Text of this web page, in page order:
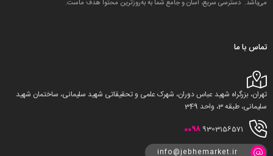
می‌باشد. دسترسی سریع، آسان و جامع شما به به‌روزترین محتوا هدف ماست.
تماس با ما
تهران، بزرگراه شهید عباس دوران، شهرک علمی و تحقیقاتی شهید سلیمانی، ساختمان شهید
سلیمانی، طبقه 3، واحد 349
0098 9303156571
info@jebhemarket.ir